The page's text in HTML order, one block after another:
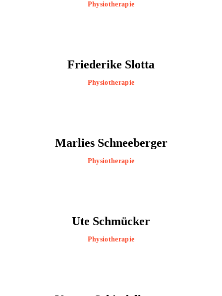
Physiotherapie
Friederike Slotta
Physiotherapie
Marlies Schneeberger
Physiotherapie
Ute Schmücker
Physiotherapie